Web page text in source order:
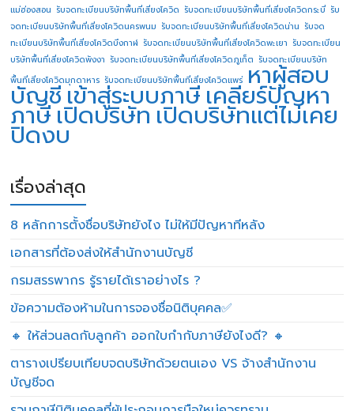
แม่ฮ่องสอน รับจดทะเบียนบริษัทพื้นที่เสี่ยงโควิด รับจดทะเบียนบริษัทพื้นที่เสี่ยงโควิดกระบี่ รับ
จดทะเบียนบริษัทพื้นที่เสี่ยงโควิดนครพนม รับจดทะเบียนบริษัทพื้นที่เสี่ยงโควิดน่าน รับจด
ทะเบียนบริษัทพื้นที่เสี่ยงโควิดบึงกาฬ รับจดทะเบียนบริษัทพื้นที่เสี่ยงโควิดพะเยา รับจดทะเบียน
บริษัทพื้นที่เสี่ยงโควิดพังงา รับจดทะเบียนบริษัทพื้นที่เสี่ยงโควิดภูเก็ต รับจดทะเบียนบริษัท
พื้นที่เสี่ยงโควิดมุกดาหาร รับจดทะเบียนบริษัทพื้นที่เสี่ยงโควิดแพร่ หาผู้สอบ
บัญชี เข้าสู่ระบบภาษี เคลียร์ปัญหา
ภาษีเปิดบริษัทเปิดบริษัทแต่ไม่เคย
ปิดงบ
เรื่องล่าสุด
8 หลักการตั้งชื่อบริษัทยังไง ไม่ให้มีปัญหาทีหลัง
เอกสารที่ต้องส่งให้สำนักงานบัญชี
กรมสรรพากร รู้รายได้เราอย่างไร ?
ข้อความต้องห้ามในการจองชื่อนิติบุคคล✅
🔸 ให้ส่วนลดกับลูกค้า ออกใบกำกับภาษียังไงดี? 🔸
ตารางเปรียบเทียบจดบริษัทด้วยตนเอง VS จ้างสำนักงาน
บัญชีจด